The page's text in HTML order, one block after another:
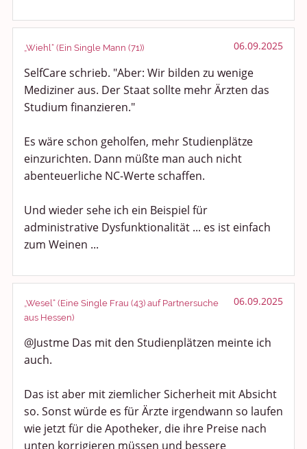
„Wiehl“ (Ein Single Mann (71)) 06.09.2025
SelfCare schrieb. "Aber: Wir bilden zu wenige
Mediziner aus. Der Staat sollte mehr Ärzten das
Studium finanzieren."
Es wäre schon geholfen, mehr Studienplätze
einzurichten. Dann müßte man auch nicht
abenteuerliche NC-Werte schaffen.
Und wieder sehe ich ein Beispiel für
administrative Dysfunktionalität ... es ist einfach
zum Weinen ...
„Wesel“ (Eine Single Frau (43) auf Partnersuche
aus Hessen)
06.09.2025
@Justme Das mit den Studienplätzen meinte ich
auch.
Das ist aber mit ziemlicher Sicherheit mit Absicht
so. Sonst würde es für Ärzte irgendwann so laufen
wie jetzt für die Apotheker, die ihre Preise nach
unten korrigieren müssen und bessere